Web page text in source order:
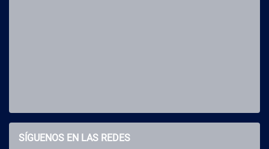
SÍGUENOS EN LAS REDES